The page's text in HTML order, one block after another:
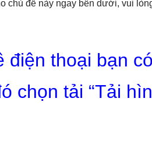
chủ đề này ngay bên dưới, vui
thoại bạn
chọn tải “Tải